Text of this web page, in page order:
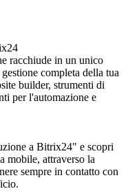
racchiude in un unico
completa della tua
builder, strumenti di
per l'automazione e
a Bitrix24" e scopri
mobile, attraverso la
sempre in contatto con